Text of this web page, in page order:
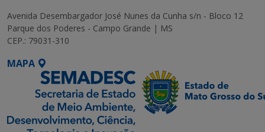
Avenida Desembargador José Nunes da Cunha s/n - Bloco 12
Parque dos Poderes - Campo Grande | MS
CEP.: 79031-310
MAPA